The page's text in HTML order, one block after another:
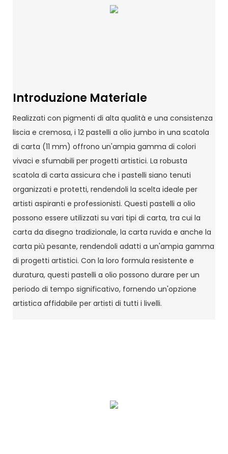
Introduzione Materiale
Realizzati con pigmenti di alta qualità e una consistenza
liscia e cremosa, i 12 pastelli a olio jumbo in una scatola
di carta (11 mm) offrono un'ampia gamma di colori
vivaci e sfumabili per progetti artistici. La robusta
scatola di carta assicura che i pastelli siano tenuti
organizzati e protetti, rendendoli la scelta ideale per
artisti aspiranti e professionisti. Questi pastelli a olio
possono essere utilizzati su vari tipi di carta, tra cui la
carta da disegno tradizionale, la carta ruvida e anche la
carta più pesante, rendendoli adatti a un'ampia gamma
di progetti artistici. Con la loro formula resistente e
duratura, questi pastelli a olio possono durare per un
periodo di tempo significativo, fornendo un'opzione
artistica affidabile per artisti di tutti i livelli.